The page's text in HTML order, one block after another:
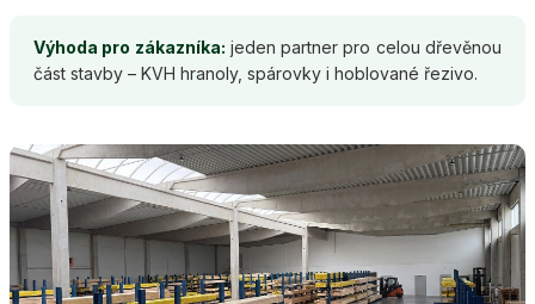
Výhoda pro zákazníka: jeden partner pro celou dřevěnou
část stavby – KVH hranoly, spárovky i hoblované řezivo.